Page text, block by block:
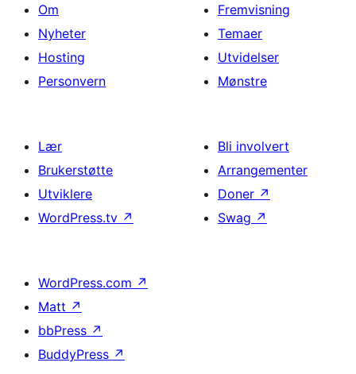
Om
Nyheter
Hosting
Personvern
Fremvisning
Temaer
Utvidelser
Mønstre
Lær
Brukerstøtte
Utviklere
WordPress.tv ↗
Bli involvert
Arrangementer
Doner ↗
Swag ↗
WordPress.com ↗
Matt ↗
bbPress ↗
BuddyPress ↗